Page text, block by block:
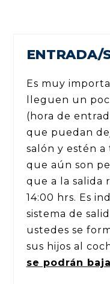
ENTRADA/
Es muy
lleguen un
(hora de
que puedan
salón y estén a
que aún son
que a la salida
14:00 hrs. Es
sistema de
ustedes se
sus hijos al
se podrán